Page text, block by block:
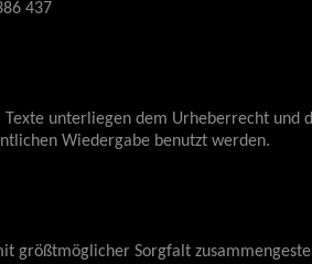
437
Texte unterliegen dem Urheberrecht und
Wiedergabe benutzt werden.
größtmöglicher Sorgfalt